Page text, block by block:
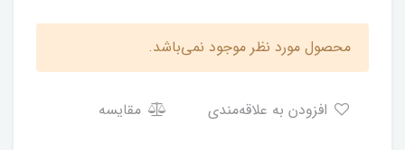
محصول مورد نظر موجود نمی‌باشد.
مقایسه